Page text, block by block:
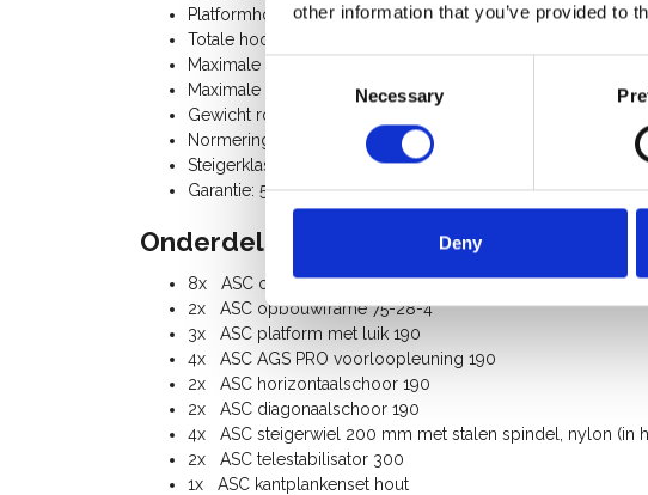
other information that you’ve provided to
Necessary
Deny
Platformhoogte: 8,20 m
Totale hoogte rolsteiger: 9,20 m
Maximale belasting platform: 250 Kg
Maximale belasting rolsteiger: 750 Kg
Gewicht rolsteiger: 198 Kg
Normering: N-EN1004-3, EN 1298, TÜV-GS, professioneel
Steigerklasse III (200 Kg/m²)
Garantie: 5 jaar
Onderdelenlijst:
8x ASC opbouwframe 75-28-7
2x ASC opbouwframe 75-28-4
3x ASC platform met luik 190
4x ASC AGS PRO voorloopleuning 190
2x ASC horizontaalschoor 190
2x ASC diagonaalschoor 190
4x ASC steigerwiel 200 mm met stalen spindel, nylon (in
2x ASC telestabilisator 300
1x ASC kantplankenset hout